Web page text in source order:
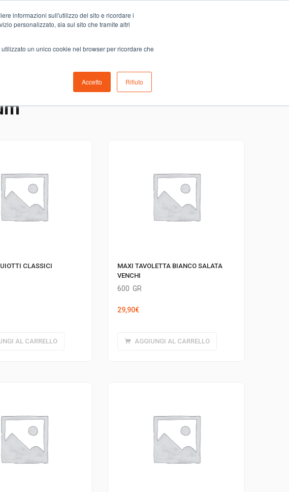
informazioni sull'utilizzo del sito e ricordare i
personalizzato, sia sul sito che tramite altri
un unico cookie nel browser per ricordare che
Accetto Rifiuto
A&O Volantino Serve aiuto?
CLASSICI
AL CARRELLO
MAXI TAVOLETTA BIANCO SALATA
VENCHI
600 GR
29,90€
AGGIUNGI AL CARRELLO